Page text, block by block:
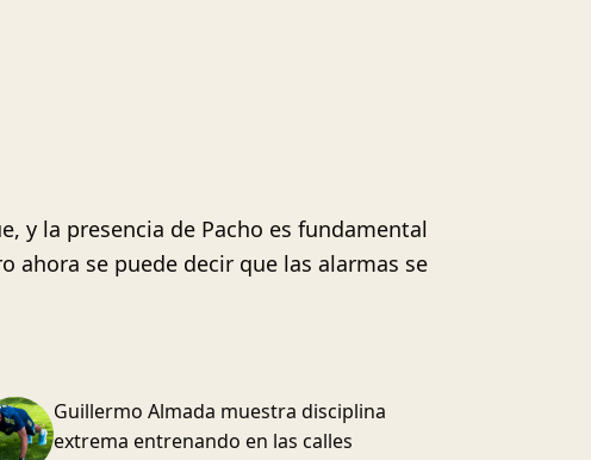
y la presencia de Pacho es fundamental
ahora se puede decir que las alarmas se
Guillermo Almada muestra disciplina
extrema entrenando en las calles